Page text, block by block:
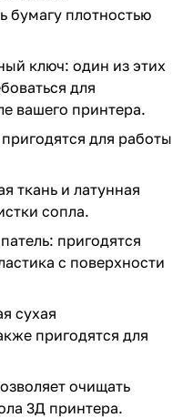
бумагу плотностью
ключ: один из этих
для
вашего принтера.
для работы
ткань и латунная
сопла.
пригодятся
с поверхности
сухая
пригодятся для
очищать
3Д принтера.